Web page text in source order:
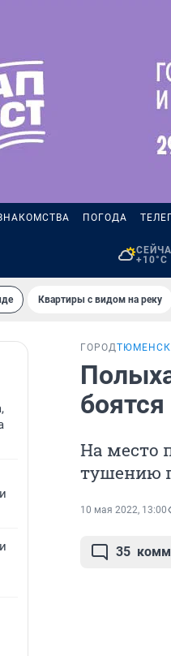
ПОГОДА
+10°C
Квартиры с видом на реку
ГОРОД
На место
тушению
10 мая 2022, 13:00
35